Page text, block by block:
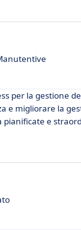
per la gestione
e migliorare la
e